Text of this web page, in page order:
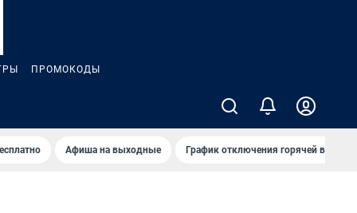
ПРОМОКОДЫ
Афиша на выходные График отключения горячей воды в